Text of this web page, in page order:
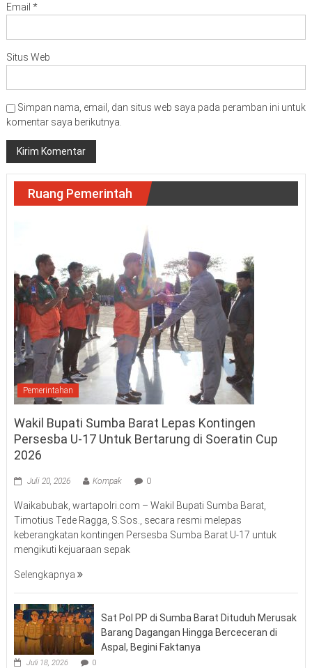
Email *
Situs Web
Simpan nama, email, dan situs web saya pada peramban ini untuk
komentar saya berikutnya.
Ruang Pemerintah
Pemerintahan
Wakil Bupati Sumba Barat Lepas Kontingen
Persesba U-17 Untuk Bertarung di Soeratin Cup
2026
Juli 20, 2026 Kompak 0
Waikabubak, wartapolri.com – Wakil Bupati Sumba Barat,
Timotius Tede Ragga, S.Sos., secara resmi melepas
keberangkatan kontingen Persesba Sumba Barat U-17 untuk
mengikuti kejuaraan sepak
Selengkapnya
Sat Pol PP di Sumba Barat Dituduh Merusak
Barang Dagangan Hingga Berceceran di
Aspal, Begini Faktanya
Juli 18, 2026 0